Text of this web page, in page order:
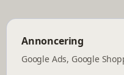
Annoncering
Google Ads, Google